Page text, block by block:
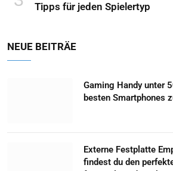
Tipps für jeden Spielertyp
NEUE BEITRÄE
Gaming Handy unter
besten Smartphones
Externe Festplatte
findest du den